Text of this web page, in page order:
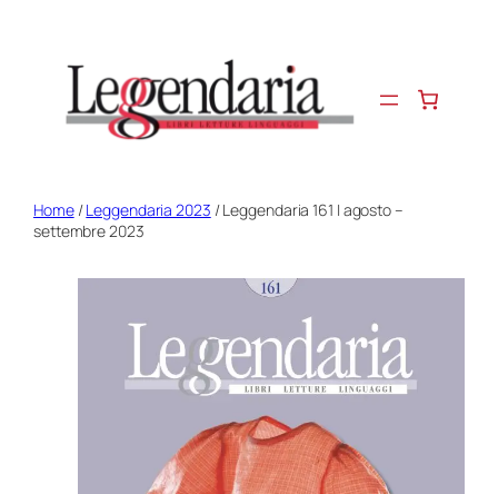
contenuto
Home/Leggendaria 2023 / Leggendaria 161 | agosto –
settembre 2023